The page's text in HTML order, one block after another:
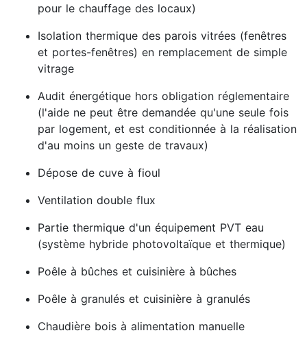
pour le chauffage des locaux)
Isolation thermique des parois vitrées (fenêtres
et portes-fenêtres) en remplacement de simple
vitrage
Audit énergétique hors obligation réglementaire
(l'aide ne peut être demandée qu'une seule fois
par logement, et est conditionnée à la réalisation
d'au moins un geste de travaux)
Dépose de cuve à fioul
Ventilation double flux
Partie thermique d'un équipement PVT eau
(système hybride photovoltaïque et thermique)
Poêle à bûches et cuisinière à bûches
Poêle à granulés et cuisinière à granulés
Chaudière bois à alimentation manuelle